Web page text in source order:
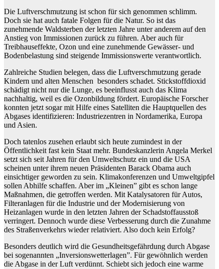
Die Luftverschmutzung ist schon für sich genommen schlimm.
Doch sie hat auch fatale Folgen für die Natur. So ist das
zunehmende Waldsterben der letzten Jahre unter anderem auf den
Anstieg von Immissionen zurück zu führen. Aber auch für
Treibhauseffekte, Ozon und eine zunehmende Gewässer- und
Bodenbelastung sind steigende Immissionswerte verantwortlich.
Zahlreiche Studien belegen, dass die Luftverschmutzung gerade
Kindern und alten Menschen besonders schadet. Stickstoffdioxid
schädigt nicht nur die Lunge, es beeinflusst auch das Klima
nachhaltig, weil es die Ozonbildung fördert. Europäische Forscher
konnten jetzt sogar mit Hilfe eines Satelliten die Hauptquellen des
Abgases identifizieren: Industriezentren in Nordamerika, Europa
und Asien.
Doch tatenlos zusehen erlaubt sich heute zumindest in der
Öffentlichkeit fast kein Staat mehr. Bundeskanzlerin Angela Merkel
setzt sich seit Jahren für den Umweltschutz ein und die USA
scheinen unter ihrem neuen Präsidenten Barack Obama auch
einsichtiger geworden zu sein. Klimakonferenzen und Umweltgipfel
sollen Abhilfe schaffen. Aber im „Kleinen” gibt es schon lange
Maßnahmen, die getroffen werden. Mit Katalysatoren für Autos,
Filteranlagen für die Industrie und der Modernisierung von
Heizanlagen wurde in den letzten Jahren der Schadstoffausstoß
verringert. Dennoch wurde diese Verbesserung durch die Zunahme
des Straßenverkehrs wieder relativiert. Also doch kein Erfolg?
Besonders deutlich wird die Gesundheitsgefährdung durch Abgase
bei sogenannten „Inversionswetterlagen”. Für gewöhnlich werden
die Abgase in der Luft verdünnt. Schiebt sich jedoch eine warme